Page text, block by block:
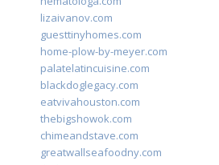
lizaivanov.com
guesttinyhomes.com
home-plow-by-meyer.com
palatelatincuisine.com
blackdoglegacy.com
eatvivahouston.com
thebigshowok.com
chimeandstave.com
greatwallseafoodny.com